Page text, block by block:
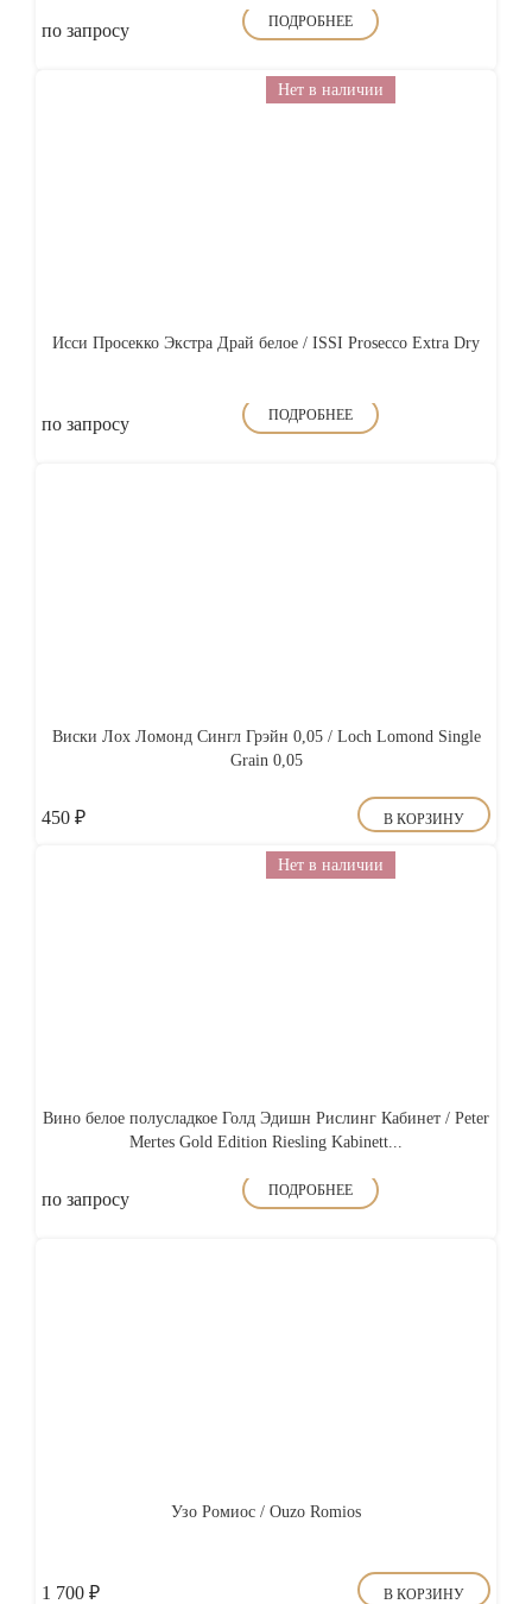
по запросу ПОДРОБНЕЕ
Нет в наличии
Исси Просекко Экстра Драй белое / ISSI Prosecco Extra Dry
по запросу ПОДРОБНЕЕ
Виски Лох Ломонд Сингл Грэйн 0,05 / Loch Lomond Single
Grain 0,05
450 ₽ В КОРЗИНУ
Нет в наличии
Вино белое полусладкое Голд Эдишн Рислинг Кабинет / Peter
Mertes Gold Edition Riesling Kabinett...
по запросу ПОДРОБНЕЕ
Узо Ромиос / Ouzo Romios
1 700 ₽ В КОРЗИНУ